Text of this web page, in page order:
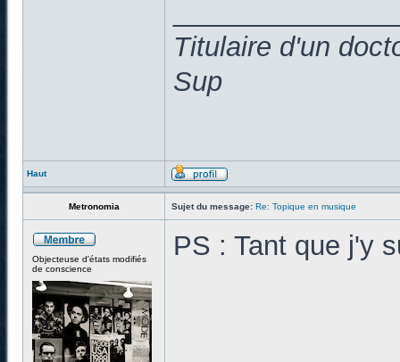
Titulaire d'un
Sup
Haut
Metronomia Sujet du message: Re: Topique en musique
Objecteuse d'états modifiés
de conscience
PS : Tant que j'y